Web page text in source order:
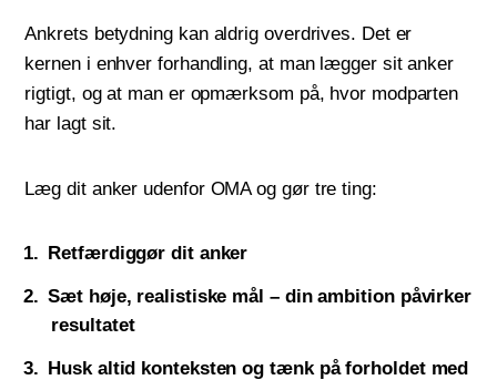
Ankrets betydning kan aldrig overdrives. Det er
kernen i enhver forhandling, at man lægger sit anker
rigtigt, og at man er opmærksom på, hvor modparten
har lagt sit.
Læg dit anker udenfor OMA og gør tre ting:
Retfærdiggør dit anker
Sæt høje, realistiske mål – din ambition påvirker
resultatet
Husk altid konteksten og tænk på forholdet med